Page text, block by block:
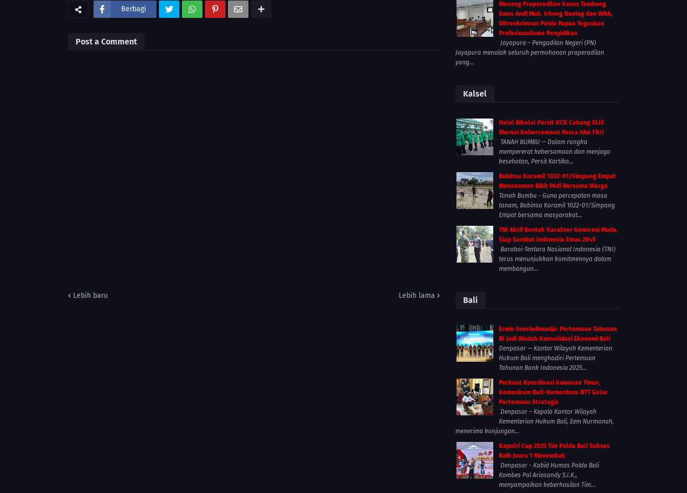
Berbagi
Post a Comment
Lebih baru Lebih lama
Menang Praperadilan Kasus Tambang
Emas Andi Muh. Irhong Naeing dan WNA,
Ditreskrimsus Polda Papua Tegaskan
Profesionalisme Penyidikan
Jayapura – Pengadilan Negeri (PN)
Jayapura menolak seluruh permohonan praperadilan
yang...
Kalsel
Halal Bihalal Persit KCK Cabang XLIX
Warnai Kebersamaan Pasca Idul Fitri
TANAH BUMBU — Dalam rangka
mempererat kebersamaan dan menjaga
kesehatan, Persit Kartika...
Babinsa Koramil 1022-01/Simpang Empat
Menanaman Bibit Padi Bersama Warga
Tanah Bumbu - Guna percepatan masa
tanam, Babinsa Koramil 1022-01/Simpang
Empat bersama masyarakat...
TNI Aktif Bentuk Karakter Generasi Muda,
Siap Sambut Indonesia Emas 2045
Barabai-Tentara Nasional Indonesia (TNI)
terus menunjukkan komitmennya dalam
membangun...
Bali
Erwin Soeriadimadja: Pertemuan Tahunan
BI Jadi Wadah Konsolidasi Ekonomi Bali
Denpasar — Kantor Wilayah Kementerian
Hukum Bali menghadiri Pertemuan
Tahunan Bank Indonesia 2025...
Perkuat Koordinasi Kawasan Timur,
Kemenkum Bali–Kemenham NTT Gelar
Pertemuan Strategis
Denpasar – Kepala Kantor Wilayah
Kementerian Hukum Bali, Eem Nurmanah,
menerima kunjungan...
Kapolri Cup 2025 Tim Polda Bali Sukses
Raih Juara 1 Menembak
Denpasar - Kabid Humas Polda Bali
Kombes Pol Ariasandy S.I.K.,
menyampaikan keberhasilan Tim...